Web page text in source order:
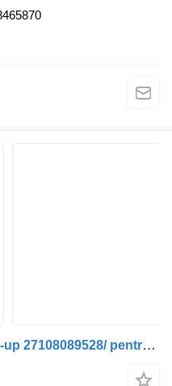
Cutie de transfer ATC13 2014-up 27108089528/ pentru automobil BMW 3, 5, 6, 7, X3, X4, X5, X7